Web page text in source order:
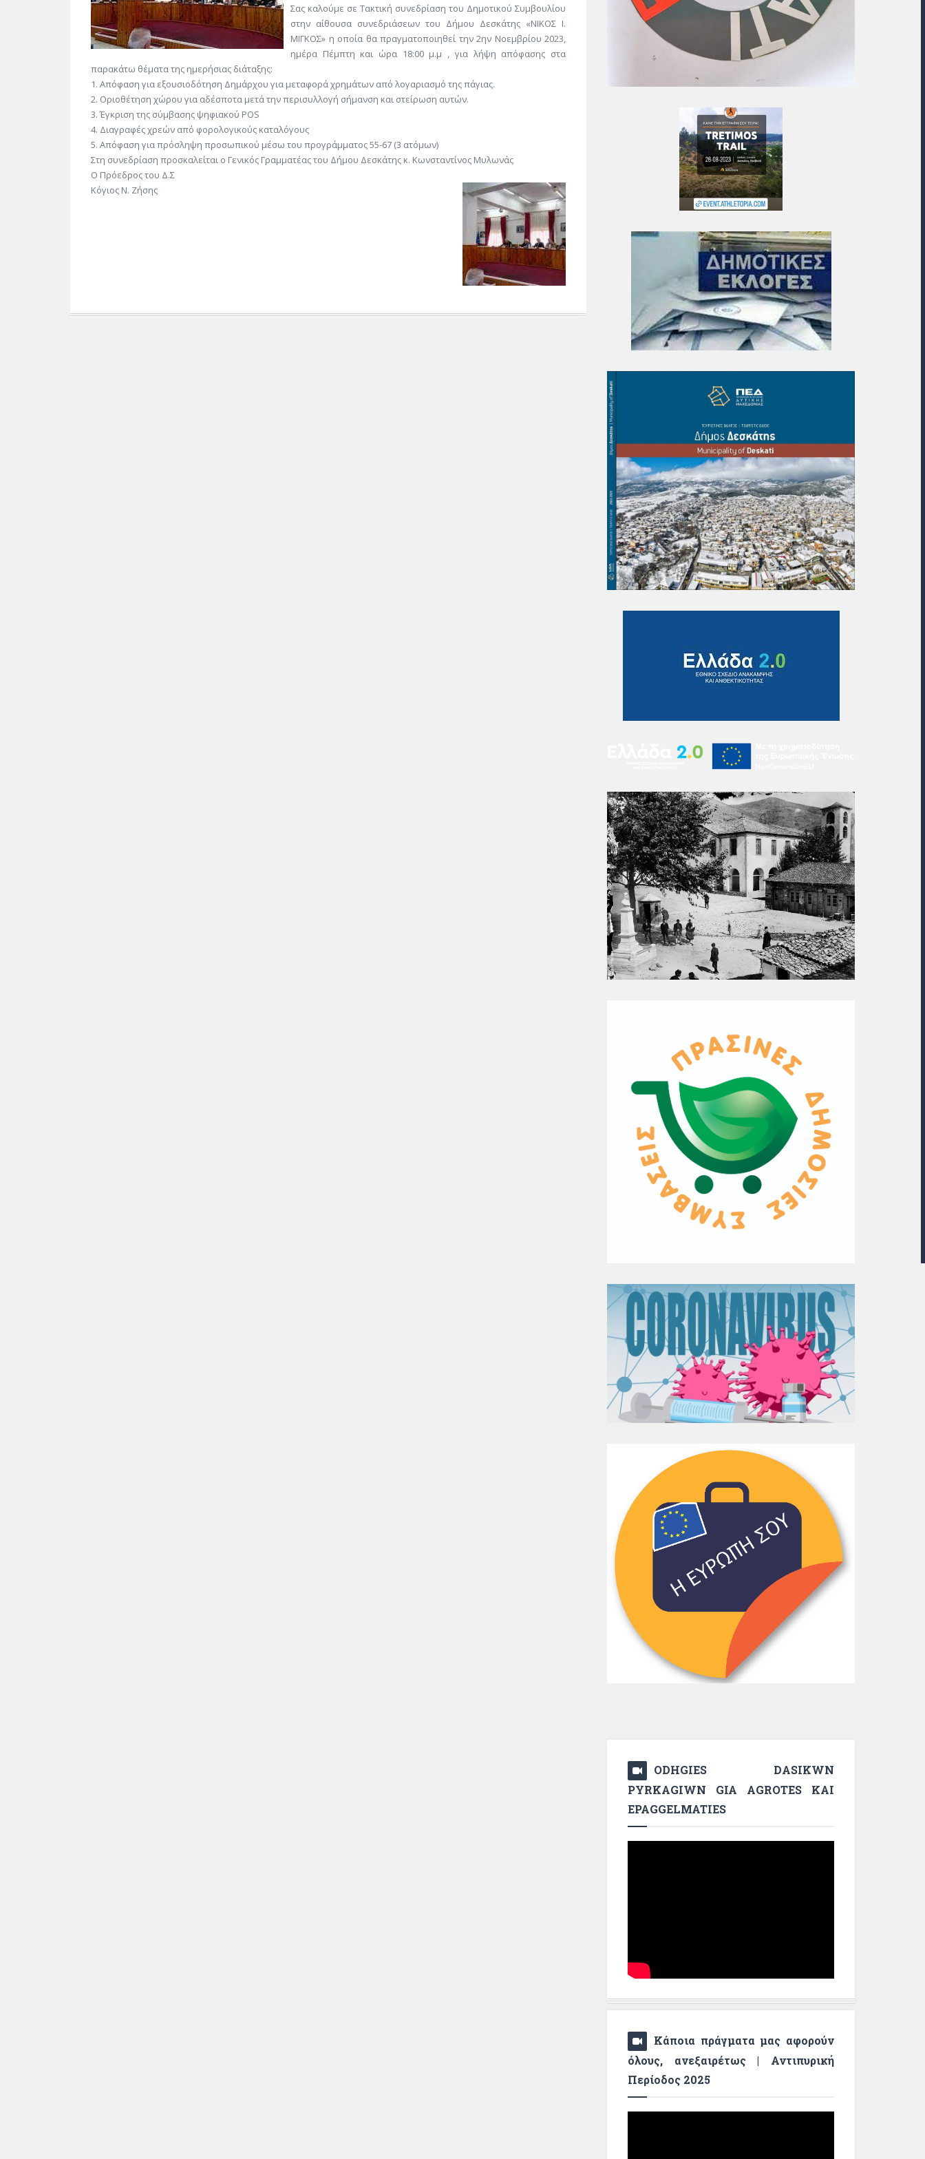
Σας καλούμε σε Τακτική συνεδρίαση του Δημοτικού Συμβουλίου
στην αίθουσα συνεδριάσεων του Δήμου Δεσκάτης «ΝΙΚΟΣ Ι.
ΜΙΓΚΟΣ» η οποία θα πραγματοποιηθεί την 2ην Νοεμβρίου 2023,
ημέρα Πέμπτη και ώρα 18:00 μ.μ , για λήψη απόφασης στα
παρακάτω θέματα της ημερήσιας διάταξης:
1. Απόφαση για εξουσιοδότηση Δημάρχου για μεταφορά χρημάτων από λογαριασμό της πάγιας.
2. Οριοθέτηση χώρου για αδέσποτα μετά την περισυλλογή σήμανση και στείρωση αυτών.
3. Έγκριση της σύμβασης ψηφιακού POS
4. Διαγραφές χρεών από φορολογικούς καταλόγους
5. Απόφαση για πρόσληψη προσωπικού μέσω του προγράμματος 55-67 (3 ατόμων)
Στη συνεδρίαση προσκαλείται ο Γενικός Γραμματέας του Δήμου Δεσκάτης κ. Κωνσταντίνος Μυλωνάς
Ο Πρόεδρος του Δ.Σ
Κόγιος Ν. Ζήσης
ODHGIES DASIKWN
PYRKAGIWN GIA AGROTES KAI
EPAGGELMATIES
Κάποια πράγματα μας αφορούν
όλους, ανεξαιρέτως | Αντιπυρική
Περίοδος 2025